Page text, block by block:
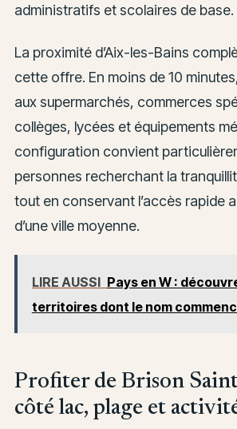
administratifs et scolaires de base.
La proximité d’Aix-les-Bains
cette offre. En moins de 10
aux supermarchés, commerces
collèges, lycées et équipements
configuration convient
personnes recherchant la
tout en conservant l’accès rapide
d’une ville moyenne.
LIRE AUSSI Pays en W :
territoires dont le nom
Profiter de Brison
côté lac, plage et